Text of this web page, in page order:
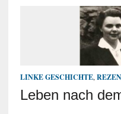
LINKE GESCHICHTE,
Leben nach